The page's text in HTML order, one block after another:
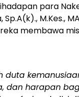
para
M.Kes.,
membawa
duta
dan harapan